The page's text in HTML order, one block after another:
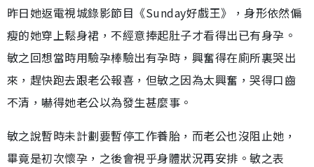
昨日她返電視城錄影節目《Sunday好戲王》，身形依然偏
瘦的她穿上鬆身裙，不經意捧起肚子才看得出已有身孕。
敏之回想當時用驗孕棒驗出有孕時，興奮得在廁所裏哭出
來，趕快跑去跟老公報喜，但敏之因為太興奮，哭得口齒
不清，嚇得她老公以為發生甚麼事。
敏之說暫時未計劃要暫停工作養胎，而老公也沒阻止她，
畢竟是初次懷孕，之後會視乎身體狀況再安排。敏之表